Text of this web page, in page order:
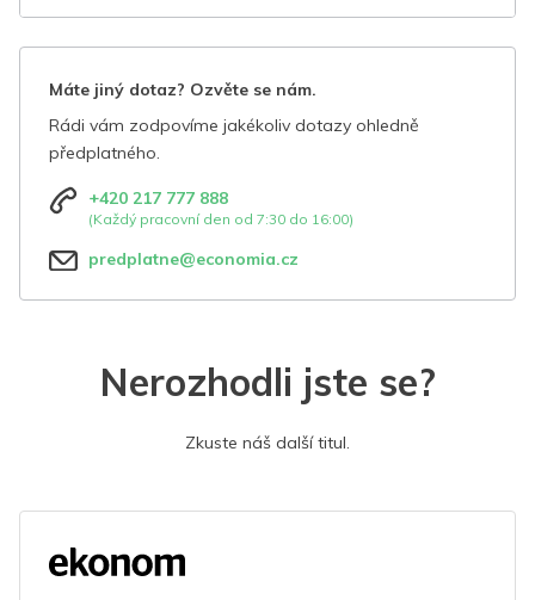
Máte jiný dotaz? Ozvěte se nám.
Rádi vám zodpovíme jakékoliv dotazy ohledně
předplatného.
+420 217 777 888
(Každý pracovní den od 7:30 do 16:00)
predplatne@economia.cz
Nerozhodli jste se?
Zkuste náš další titul.